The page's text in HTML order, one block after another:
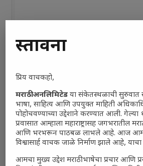
प्रस्तावना
प्रिय वाचकहो,
मराठी अनलिमिटेड या संकेतस्थळाची सुरुवात
भाषा, साहित्य आणि उपयुक्त माहिती
पोहोचवण्याच्या उद्देशाने करण्यात आली. गेल्या
प्रवासात आम्हाला महाराष्ट्रासह जगभरातील
आणि भरभरून पाठबळ लाभले आहे. आज
विश्वासार्ह वाचक जाळे निर्माण झाले आहे,
आमचा मुख्य उद्देश मराठी भाषेचा प्रचार आणि